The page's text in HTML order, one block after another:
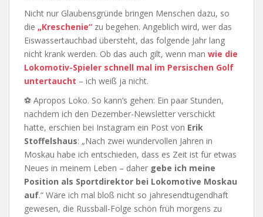
Nicht nur Glaubensgründe bringen Menschen dazu, so
die „Kreschenie“ zu begehen. Angeblich wird, wer das
Eiswassertauchbad übersteht, das folgende Jahr lang
nicht krank werden. Ob das auch gilt, wenn man wie die
Lokomotiv-Spieler schnell mal im Persischen Golf
untertaucht – ich weiß ja nicht.
⚽ Apropos Loko. So kann’s gehen: Ein paar Stunden,
nachdem ich den Dezember-Newsletter verschickt
hatte, erschien bei Instagram ein Post von Erik
Stoffelshaus: „Nach zwei wundervollen Jahren in
Moskau habe ich entschieden, dass es Zeit ist für etwas
Neues in meinem Leben – daher gebe ich meine
Position als Sportdirektor bei Lokomotive Moskau
auf.“ Wäre ich mal bloß nicht so jahresendtugendhaft
gewesen, die Russball-Folge schön früh morgens zu